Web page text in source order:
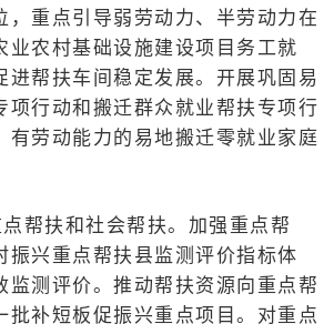
，重点引导弱劳动力、半劳动力在
业农村基础设施建设项目务工就
进帮扶车间稳定发展。开展巩固易
项行动和搬迁群众就业帮扶专项行
有劳动能力的易地搬迁零就业家庭
帮扶和社会帮扶。加强重点帮
振兴重点帮扶县监测评价指标体
监测评价。推动帮扶资源向重点帮
批补短板促振兴重点项目。对重点